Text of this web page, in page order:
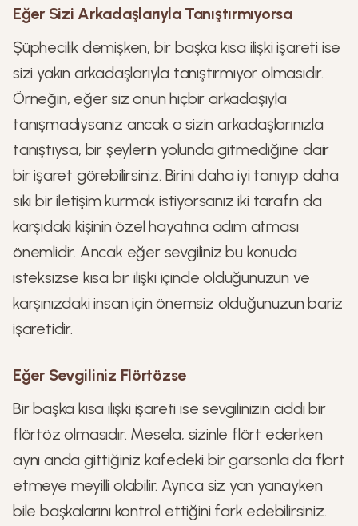
Eğer Sizi Arkadaşlarıyla Tanıştırmıyorsa
Şüphecilik demişken, bir başka kısa ilişki işareti ise
sizi yakın arkadaşlarıyla tanıştırmıyor olmasıdır.
Örneğin, eğer siz onun hiçbir arkadaşıyla
tanışmadıysanız ancak o sizin arkadaşlarınızla
tanıştıysa, bir şeylerin yolunda gitmediğine dair
bir işaret görebilirsiniz. Birini daha iyi tanıyıp daha
sıkı bir iletişim kurmak istiyorsanız iki tarafın da
karşıdaki kişinin özel hayatına adım atması
önemlidir. Ancak eğer sevgiliniz bu konuda
isteksizse kısa bir ilişki içinde olduğunuzun ve
karşınızdaki insan için önemsiz olduğunuzun bariz
işaretidir.
Eğer Sevgiliniz Flörtözse
Bir başka kısa ilişki işareti ise sevgilinizin ciddi bir
flörtöz olmasıdır. Mesela, sizinle flört ederken
aynı anda gittiğiniz kafedeki bir garsonla da flört
etmeye meyilli olabilir. Ayrıca siz yan yanayken
bile başkalarını kontrol ettiğini fark edebilirsiniz.